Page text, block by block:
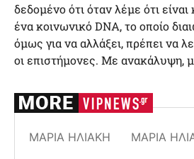
δεδομένο ότι όταν λέμε ότι είναι
ένα κοινωνικό DNA, το οποίο
όμως για να αλλάξει, πρέπει να
οι επιστήμονες. Με ανακάλυψη,
ΜΑΡΊΑ ΗΛΙΆΚΗ ΜΑΡΊΑ